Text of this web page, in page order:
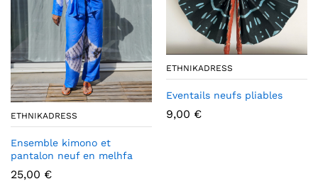
ETHNIKADRESS
Ensemble kimono et
pantalon neuf en melhfa
25,00 €
ETHNIKADRESS
Eventails neufs pliables
9,00 €